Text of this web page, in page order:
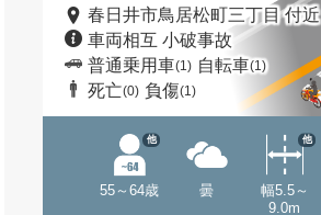
春日井市鳥居松町三丁目 付近
車両相互 小破事故
普通乗用車(1) 自転車(1)
死亡(0) 負傷(1)
55～64歳
他
曇
幅5.5～
9.0m
他